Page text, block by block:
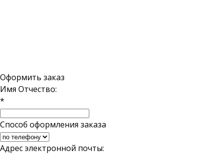
Оформить заказ
Имя Отчество:
*
Способ оформления заказа
Адрес электронной почты: